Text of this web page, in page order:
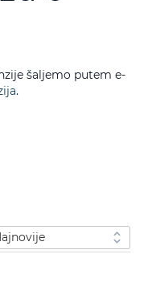
šaljemo putem e-
.
po